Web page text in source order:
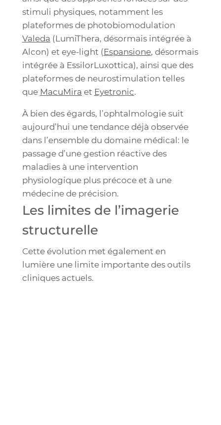
stimuli physiques, notamment les
plateformes de photobiomodulation
Valeda (LumiThera, désormais intégrée à
Alcon) et eye-light (Espansione, désormais
intégrée à EssilorLuxottica), ainsi que des
plateformes de neurostimulation telles
que MacuMira et Eyetronic.
À bien des égards, l’ophtalmologie suit
aujourd’hui une tendance déjà observée
dans l’ensemble du domaine médical: le
passage d’une gestion réactive des
maladies à une intervention
physiologique plus précoce et à une
médecine de précision.
Les limites de l’imagerie
structurelle
Cette évolution met également en
lumière une limite importante des outils
cliniques actuels.